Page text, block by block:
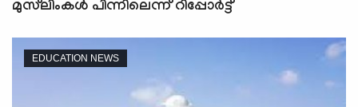
മുസ്‌ലിംകള്‍ പിന്നിലെന്ന് റിപ്പോര്‍ട്ട്
EDUCATION NEWS